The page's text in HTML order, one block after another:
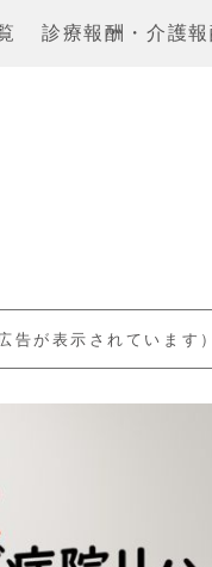
診療報酬・介護
告が表示されています）